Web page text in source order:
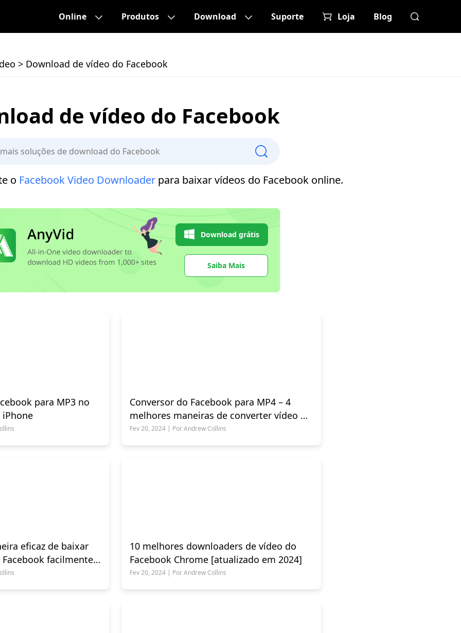
Online Produtos Download Suporte Loja Blog
> Download de vídeo do Facebook
de vídeo do Facebook
o Facebook Video Downloaderpara baixar vídeos do Facebook online.
Download grátis
Saiba Mais
para MP3 no
iPhone
Conversor do Facebook para MP4 – 4
melhores maneiras de converter vídeo do
FB
Fev 20, 2024 | Por Andrew Collins
eficaz de baixar
facilmente
10 melhores downloaders de vídeo do
Facebook Chrome [atualizado em 2024]
Fev 20, 2024 | Por Andrew Collins